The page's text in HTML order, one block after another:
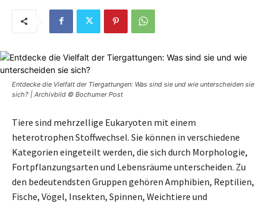
Entdecke die Vielfalt der Tiergattungen: Was sind sie und wie unterscheiden sie
sich? | Archivbild © Bochumer Post
Tiere sind mehrzellige Eukaryoten mit einem
heterotrophen Stoffwechsel. Sie können in verschiedene
Kategorien eingeteilt werden, die sich durch Morphologie,
Fortpflanzungsarten und Lebensräume unterscheiden. Zu
den bedeutendsten Gruppen gehören Amphibien, Reptilien,
Fische, Vögel, Insekten, Spinnen, Weichtiere und